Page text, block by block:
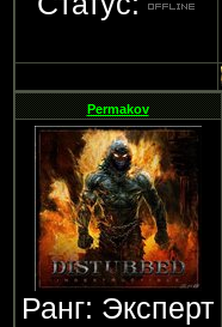
Permakov
Ранг: Эксперт